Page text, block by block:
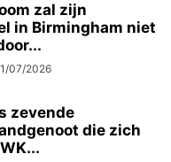
zal zijn
in Birmingham niet
07/2026
zevende
die zich